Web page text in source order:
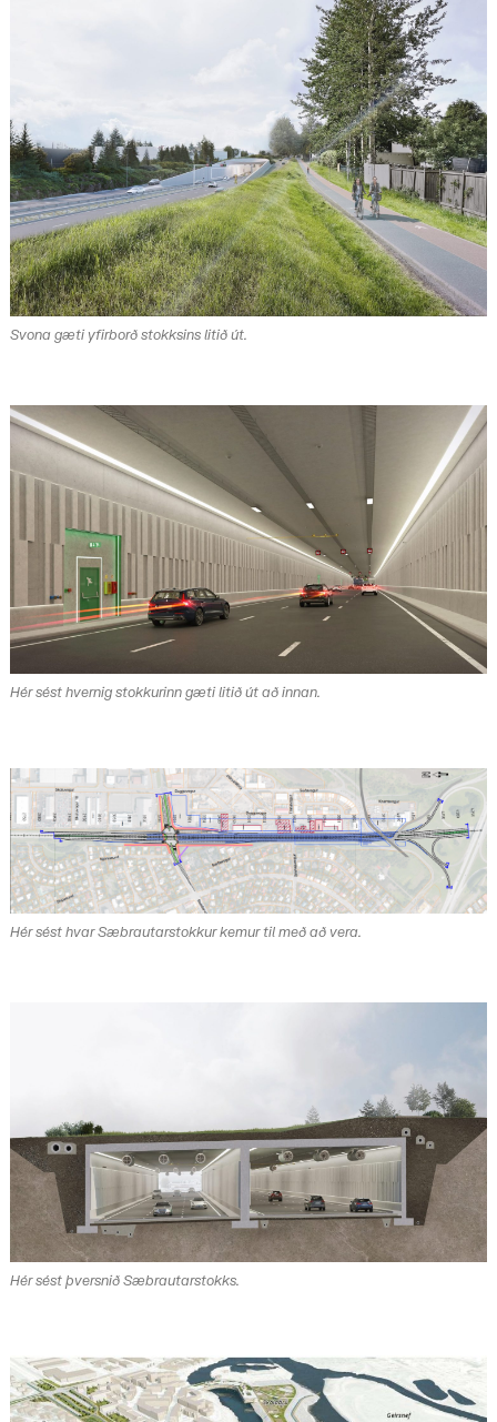
Svona gæti yfirborð stokksins litið út.
Hér sést hvernig stokkurinn gæti litið út að innan.
Hér sést hvar Sæbrautarstokkur kemur til með að vera.
Hér sést þversnið Sæbrautarstokks.